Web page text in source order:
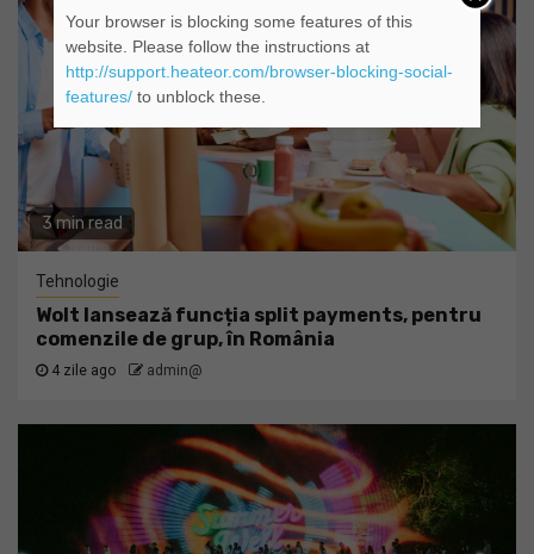
3 min read
Tehnologie
Wolt lansează funcția split payments, pentru
comenzile de grup, în România
4 zile ago admin@
Your browser is blocking some features of this
website. Please follow the instructions at
http://support.heateor.com/browser-blocking-social-
features/to unblock these.